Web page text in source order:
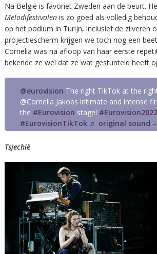
Na België is favoriet Zweden aan de beurt.
Melodifestivalenis zo goed als volledig
op het podium in Turijn, inclusief de zilveren
projectiescherm krijgen we toch nog een
Cornelia was na afloop van haar eerste
bekende ze wel dat ze wat gestunteld heeft
@eurovision The right TikTok at the
@Cornelia Jakobs intimate and intense
the #Eurovision stage! #Eurovision2022
#EurovisionTikTok ♬ original sound
Tsjechië